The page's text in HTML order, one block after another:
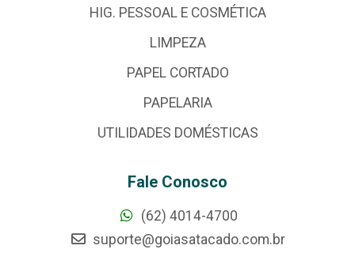
HIG. PESSOAL E COSMÉTICA
LIMPEZA
PAPEL CORTADO
PAPELARIA
UTILIDADES DOMÉSTICAS
Fale Conosco
(62) 4014-4700
suporte@goiasatacado.com.br